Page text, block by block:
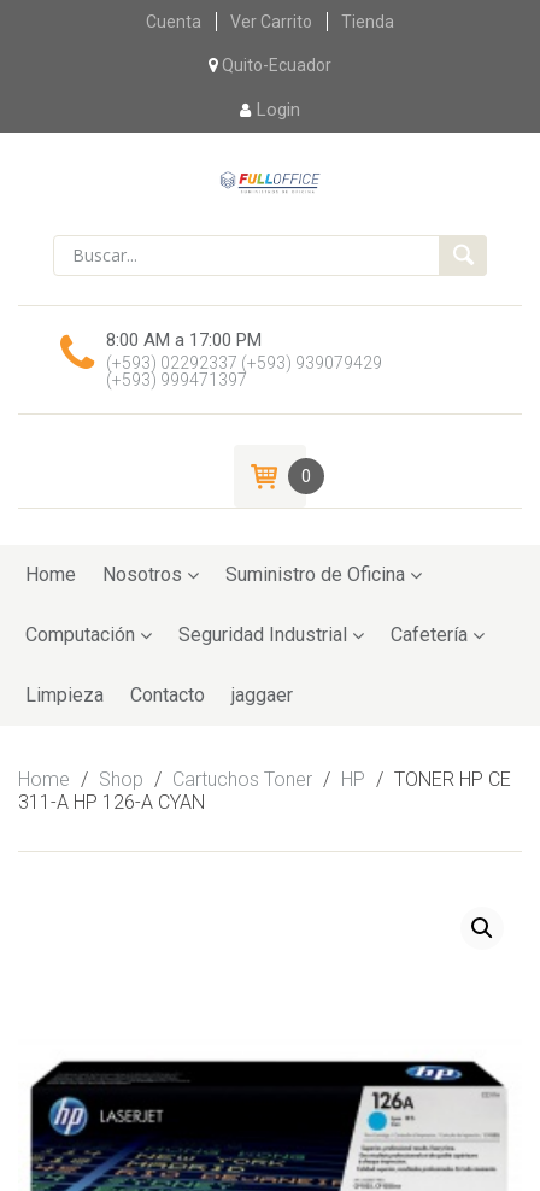
Skip
content
Cuenta Ver Carrito Tienda
Quito-Ecuador
Login
8:00 AM a 17:00 PM
(+593) 02292337 (+593) 939079429
(+593) 999471397
0
toHome Nosotros Suministro de Oficina
Computación Seguridad Industrial Cafetería
Limpieza Contacto jaggaer
Home / Shop / Cartuchos Toner / HP / TONER HP CE
311-A HP 126-A CYAN